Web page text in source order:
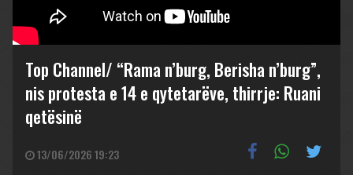
Top Channel/ “Rama n’burg, Berisha n’burg”,
nis protesta e 14 e qytetarëve, thirrje: Ruani
qetësinë
13/06/2026 19:23